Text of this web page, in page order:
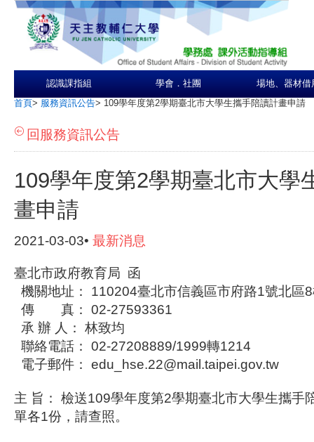
認識課指組 學會．社團 場地、器材借
首頁> 服務資訊公告> 109學年度第2學期臺北市大學生攜手陪讀計畫申請
回服務資訊公告
109學年度第2學期臺北市大學
畫申請
2021-03-03• 最新消息
臺北市政府教育局 函
機關地址： 110204臺北市信義區市府路1號北區
傳 真： 02-27593361
承 辦 人： 林致均
聯絡電話： 02-27208889/1999轉1214
電子郵件： edu_hse.22@mail.taipei.gov.tw
主 旨： 檢送109學年度第2學期臺北市大學生攜手
單各1份，請查照。